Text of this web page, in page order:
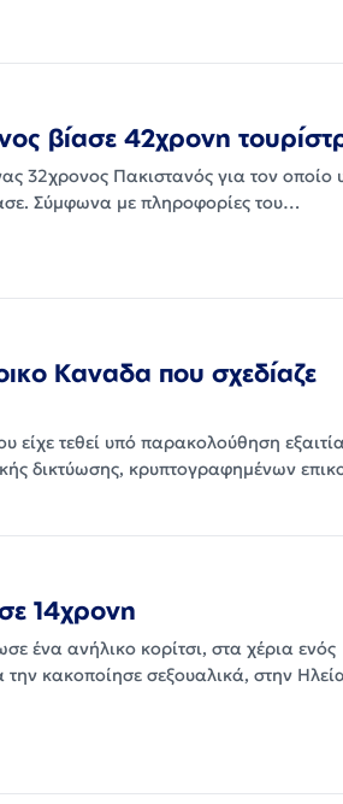
βίασε 42χρονη
32χρονος Πακιστανός για τον οποίο
Σύμφωνα με πληροφορίες του…
Καναδα που σχεδίαζε
τεθεί υπό παρακολούθηση
δικτύωσης, κρυπτογραφημένων
14χρονη
ένα ανήλικο κορίτσι, στα χέρια ενός
κακοποίησε σεξουαλικά, στην